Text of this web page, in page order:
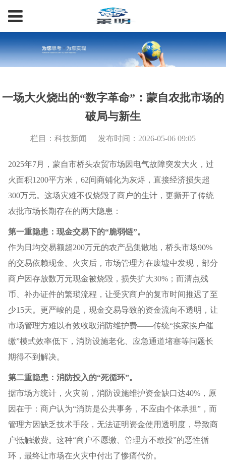
一场大火烧出的“数字革命”：蒙自农批市场的
破局与新生
栏目：科技新闻 发布时间：2026-05-06 09:05
2025年7月，蒙自市桥头农贸市场因电气故障突发大火，过
火面积1200平方米，62间商铺化为灰烬，直接经济损失超
300万元。这场灾难不仅烧毁了商户的生计，更撕开了传统
农批市场长期存在的两大隐患：
第一重隐患：现金交易下的“脆弱链”。
作为日均交易额超200万元的农产品集散地，桥头市场90%
的交易依赖现金。火灾后，市场管理方在废墟中发现，部分
商户因存放数万元现金被烧毁，损失扩大30%；而清点残
币、补办证件的繁琐流程，让受灾商户的复市时间推迟了至
少15天。更严峻的是，现金交易导致的资金流向不透明，让
市场管理方难以有效收取消防维护费——传统“挨家挨户催
缴”模式效率低下，消防设施老化、应急通道堵塞等问题长
期得不到解决。
第二重隐患：消防投入的“死循环”。
据市场方统计，火灾前，消防设施维护资金缺口达40%，原
因在于：商户认为“消防是公共事务，不应由个体承担”，而
管理方因缺乏技术手段，无法证明资金使用透明度，导致商
户抵触缴费。这种“商户不愿缴、管理方不敢投”的恶性循
环，最终让市场在火灾中付出了惨痛代价。